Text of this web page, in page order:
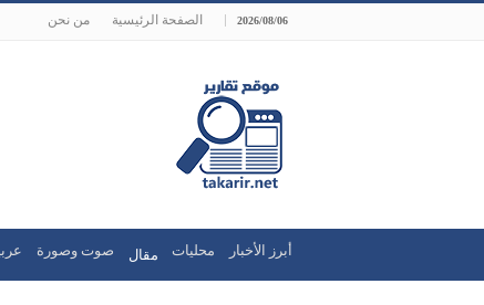
2026/08/06 الصفحة الرئيسية من نحن
أبرز الأخبار محليات مقال صوت وصورة